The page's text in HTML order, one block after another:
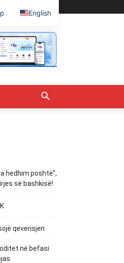
hedhim poshtë”,
së bashkisë!
qeverisjen
në befasi
English